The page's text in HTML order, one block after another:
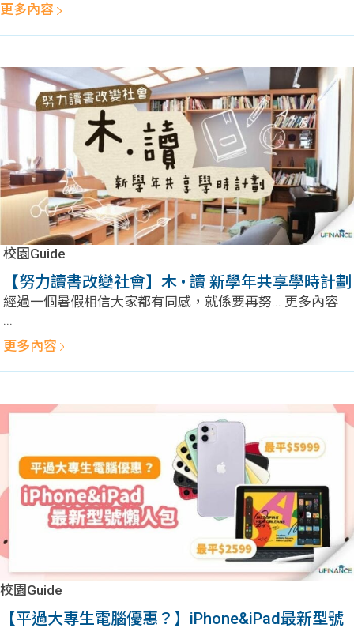
私人
貸款
貸款
計數
機
Gui
de
理財
Gui
de
貸款
更多內容
校園Guide
【努力讀書改變社會】木 • 讀 新學年共享學時計劃
經過一個暑假相信大家都有同感，就係要再努... 更多內容
...
更多內容
校園Guide
【平過大專生電腦優惠？】iPhone&iPad最新型號